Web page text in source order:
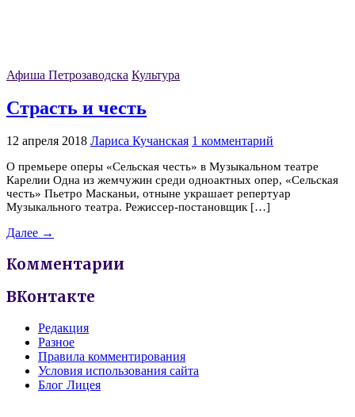
Афиша Петрозаводска Культура
Страсть и честь
12 апреля 2018 Лариса Кучанская 1 комментарий
О премьере оперы «Сельская честь» в Музыкальном театре
Карелии Одна из жемчужин среди одноактных опер, «Сельская
честь» Пьетро Масканьи, отныне украшает репертуар
Музыкального театра. Режиссер-постановщик […]
Далее →
Комментарии
ВКонтакте
Редакция
Разное
Правила комментирования
Условия использования сайта
Блог Лицея